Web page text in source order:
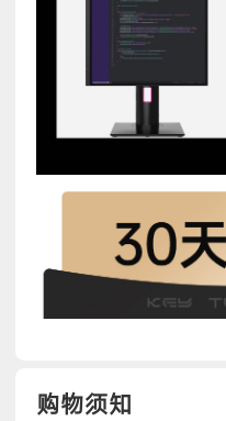
购物须知